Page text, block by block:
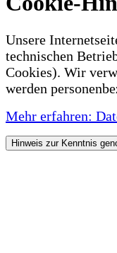
Unsere
technischen
Cookies). Wir
werden
Mehr erfahren:
Hinweis zur Kenntnis